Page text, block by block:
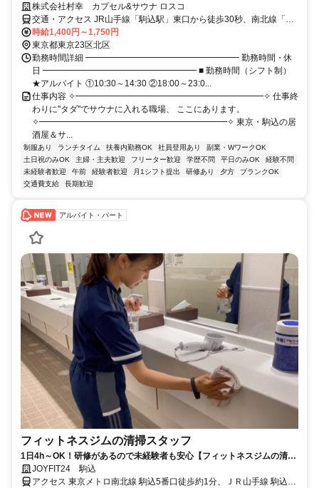
株式会社村幸 カプセル&サウナ ロスコ
交通・アクセス JR山手線「駒込駅」東口から徒歩30秒、南北線「駒
込駅」から徒歩3分
時給1,400円～1,750円
東京都東京23区北区
勤務時間詳細 ━━━━━━━━━━━━━━━━━━ 勤務時間・休
日 ━━━━━━━━━━━━━━━━━━ ■ 勤務時間（シフト制）
★アルバイト ①10:30～14:30 ②18:00～23:0...
仕事内容 ✧━━━━━━━━━━━━━━━━━━━━━━✧ 仕事終
わりに"タダ"でサウナに入れる職場、 ここにあります。
✧━━━━━━━━━━━━━━━━━━━━━━✧ 東京・駒込の居
酒屋＆サ...
制服あり ランチタイム 扶養内勤務OK 社員登用あり
副業・WワークOK
土日祝のみOK
主婦・主夫歓迎 フリーター歓迎 学歴不問 平日のみOK
経験不問
未経験者歓迎
午前 経験者歓迎 月1シフト提出 研修あり 夕方
ブランクOK
交通費支給
長期歓迎
アルバイト・パート
フィットネスジムの清掃スタッフ
1日4h～OK！研修があるので未経験者も安心【フィットネスジムの清掃
スタッフ】★施設利用無料
JOYFIT24 駒込
アクセス 東京メトロ南北線 駒込5番口徒歩約1分、ＪＲ山手線 駒込北